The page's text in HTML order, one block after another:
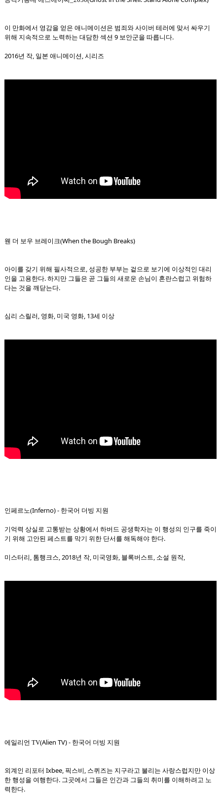
이 만화에서 영감을 얻은 애니메이션은 범죄와 사이버 테러에 맞서 싸우기
위해 지속적으로 노력하는 대담한 섹션 9 보안군을 따릅니다.
2016년 작, 일본 애니메이션, 시리즈
웬 더 보우 브레이크(When the Bough Breaks)
아이를 갖기 위해 필사적으로, 성공한 부부는 겉으로 보기에 이상적인 대리
인을 고용한다. 하지만 그들은 곧 그들의 새로운 손님이 혼란스럽고 위험하
다는 것을 깨닫는다.
심리 스릴러, 영화, 미국 영화, 13세 이상
인페르노(Inferno) - 한국어 더빙 지원
기억력 상실로 고통받는 상황에서 하버드 공생학자는 이 행성의 인구를 죽이
기 위해 고안된 페스트를 막기 위한 단서를 해독해야 한다.
미스터리, 톰행크스, 2018년 작, 미국영화, 블록버스트, 소설 원작,
에일리언 TV(Alien TV) - 한국어 더빙 지원
외계인 리포터 Ixbee, 픽스비, 스퀴즈는 지구라고 불리는 사랑스럽지만 이상
한 행성을 여행한다. 그곳에서 그들은 인간과 그들의 취미를 이해하려고 노
력한다.